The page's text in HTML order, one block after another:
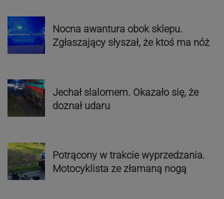
Nocna awantura obok sklepu.
Zgłaszający słyszał, że ktoś ma nóż
Jechał slalomem. Okazało się, że
doznał udaru
Potrącony w trakcie wyprzedzania.
Motocyklista ze złamaną nogą